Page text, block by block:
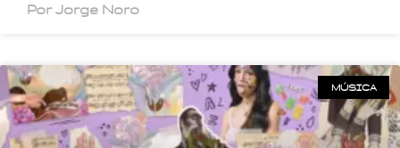
Por Jorge Noro
MÚSICA